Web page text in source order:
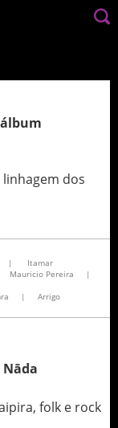
dos
|
Itamar
Mauricio Pereira
|
|
Arrigo
folk e rock